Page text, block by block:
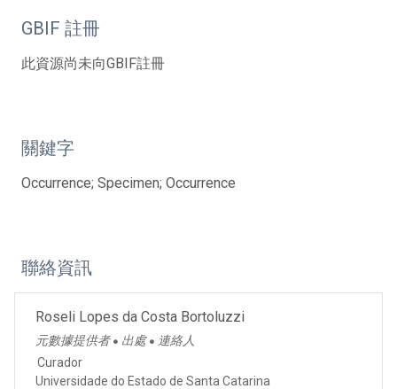
GBIF 註冊
此資源尚未向GBIF註冊
關鍵字
Occurrence; Specimen; Occurrence
聯絡資訊
Roseli Lopes da Costa Bortoluzzi
元數據提供者 ● 出處 ● 連絡人
Curador
Universidade do Estado de Santa Catarina